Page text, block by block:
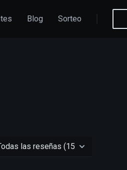
Blog Sorteo